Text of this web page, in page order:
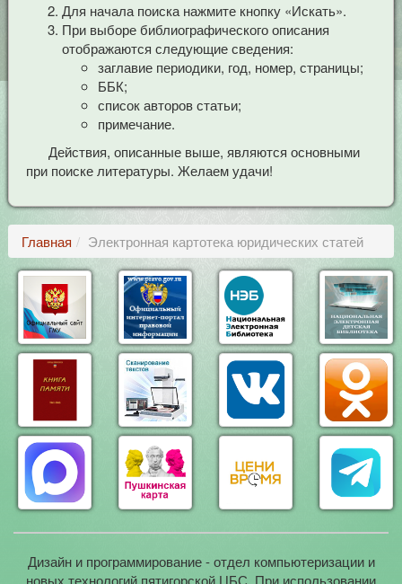
Для начала поиска нажмите кнопку «Искать».
При выборе библиографического описания
отображаются следующие сведения:
заглавие периодики, год, номер, страницы;
ББК;
список авторов статьи;
примечание.
Действия, описанные выше, являются основными
при поиске литературы. Желаем удачи!
Главная Электронная картотека юридических статей
Дизайн и программирование - отдел компьютеризации и